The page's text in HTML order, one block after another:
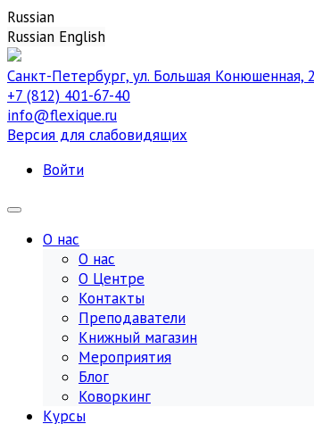
Russian
Russian English
Санкт-Петербург, ул. Большая Конюшенная,
+7 (812) 401-67-40
info@flexique.ru
Версия для слабовидящих
Войти
О нас
О нас
О Центре
Контакты
Преподаватели
Книжный магазин
Мероприятия
Блог
Коворкинг
Курсы